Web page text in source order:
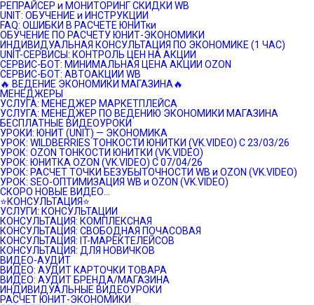
РЕПРАЙСЕР и МОНИТОРИНГ СКИДКИ WB
UNIT: ОБУЧЕНИЕ и ИНСТРУКЦИИ
FAQ: ОШИБКИ В РАСЧЕТЕ ЮНИТки
ОБУЧЕНИЕ ПО РАСЧЕТУ ЮНИТ-ЭКОНОМИКИ
ИНДИВИДУАЛЬНАЯ КОНСУЛЬТАЦИЯ ПО ЭКОНОМИКЕ (1 ЧАС)
UNIT-СЕРВИСЫ: КОНТРОЛЬ ЦЕН НА АКЦИИ
СЕРВИС-БОТ: МИНИМАЛЬНАЯ ЦЕНА АКЦИИ OZON
СЕРВИС-БОТ: АВТОАКЦИИ WB
🔥 ВЕДЕНИЕ ЭКОНОМИКИ МАГАЗИНА🔥
МЕНЕДЖЕРЫ
УСЛУГА: МЕНЕДЖЕР МАРКЕТПЛЕЙСА
УСЛУГА: МЕНЕДЖЕР ПО ВЕДЕНИЮ ЭКОНОМИКИ МАГАЗИНА
БЕСПЛАТНЫЕ ВИДЕОУРОКИ
УРОКИ: ЮНИТ (UNIT) — ЭКОНОМИКА
УРОК: WILDBERRIES ТОНКОСТИ ЮНИТКИ (VK.VIDEO) C 23/03/26
УРОК: OZON ТОНКОСТИ ЮНИТКИ (VK.VIDEO)
УРОК: ЮНИТКА OZON (VK.VIDEO) C 07/04/26
УРОК: РАСЧЕТ ТОЧКИ БЕЗУБЫТОЧНОСТИ WB и OZON (VK.VIDEO)
УРОК: SEO-ОПТИМИЗАЦИЯ WB и OZON (VK.VIDEO)
СКОРО НОВЫЕ ВИДЕО…
⭐️КОНСУЛЬТАЦИЯ⭐️
УСЛУГИ: КОНСУЛЬТАЦИИ
КОНСУЛЬТАЦИЯ: КОМПЛЕКСНАЯ
КОНСУЛЬТАЦИЯ: СВОБОДНАЯ ПОЧАСОВАЯ
КОНСУЛЬТАЦИЯ: IT-МАРЕКТЕЛЕЙСОВ
КОНСУЛЬТАЦИЯ: ДЛЯ НОВИЧКОВ
ВИДЕО-АУДИТ
ВИДЕО: АУДИТ КАРТОЧКИ ТОВАРА
ВИДЕО: АУДИТ БРЕНДА/МАГАЗИНА
ИНДИВИДУАЛЬНЫЕ ВИДЕОУРОКИ
РАСЧЕТ ЮНИТ-ЭКОНОМИКИ